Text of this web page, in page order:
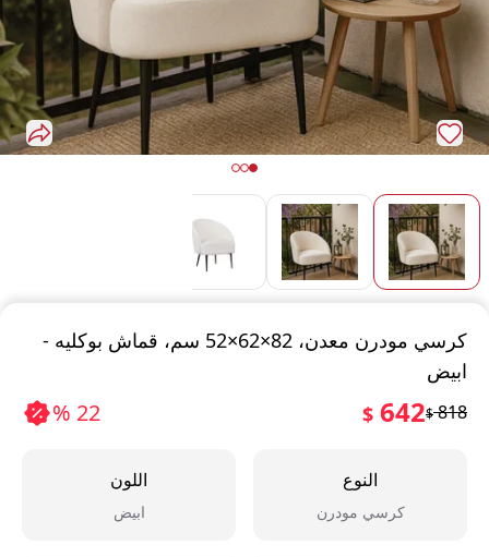
كرسي مودرن معدن، 82×62×52 سم، قماش بوكليه -
ابيض
818
$
642
$
22 %
النوع
كرسي مودرن
اللون
ابيض